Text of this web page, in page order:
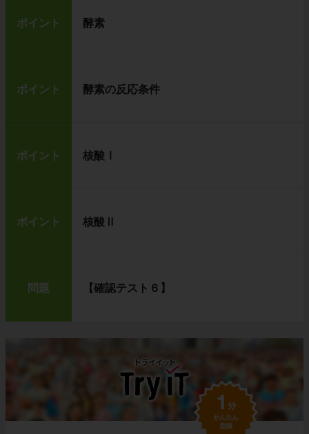
ポイント 酵素
ポイント 酵素の反応条件
ポイント 核酸Ⅰ
ポイント 核酸Ⅱ
問題 【確認テスト６】